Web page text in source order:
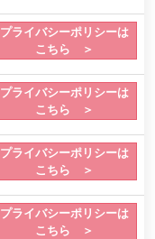
プライバシーポリシーは
こちら ＞
プライバシーポリシーは
こちら ＞
プライバシーポリシーは
こちら ＞
プライバシーポリシーは
こちら ＞